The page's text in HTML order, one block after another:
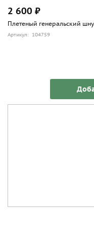
2 600 ₽
Плетеный генеральский
Артикул: 104759